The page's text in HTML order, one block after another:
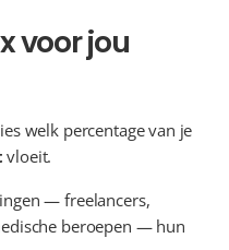
voor jou
vloeit.
— freelancers,
beroepen — hun